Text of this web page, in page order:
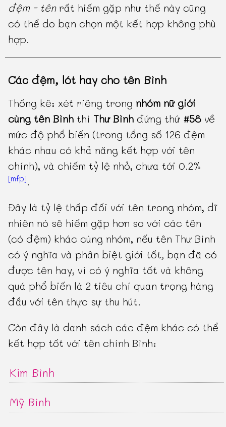
đệm - tênrất hiếm gặp như thế này cũng
có thể do bạn chọn một kết hợp không phù
hợp.
Các đệm, lót hay cho tên Bình
Thống kê: xét riêng trong nhóm nữ giới
cùng tên Bình thì Thư Bình đứng thứ #58 về
mức độ phổ biến (trong tổng số 126 đệm
khác nhau có khả năng kết hợp với tên
chính), và chiếm tỷ lệ nhỏ, chưa tới 0.2%
[mfp].
Đây là tỷ lệ thấp đối với tên trong nhóm, dĩ
nhiên nó sẽ hiếm gặp hơn so với các tên
(có đệm) khác cùng nhóm, nếu tên Thư Bình
có ý nghĩa và phân biệt giới tốt, bạn đã có
được tên hay, vì có ý nghĩa tốt và không
quá phổ biến là 2 tiêu chí quan trọng hàng
đầu với tên thực sự thu hút.
Còn đây là danh sách các đệm khác có thể
kết hợp tốt với tên chính Bình:
Kim Bình
Mỹ Bình